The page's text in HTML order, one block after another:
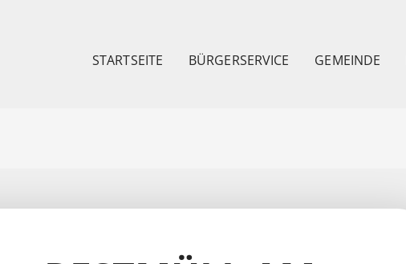
STARTSEITE BÜRGERSERVICE GEMEINDE